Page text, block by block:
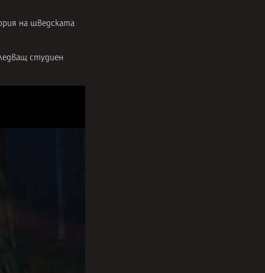
на шведската
студиен